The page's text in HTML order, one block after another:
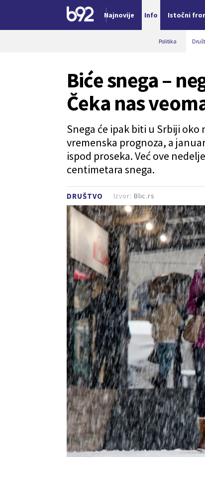
Najnovije Info Istočni
Politika
DRUŠTVO
Biće snega –
Čeka nas
Snega će ipak biti u Srbiji
vremenska prognoza, a
ispod proseka. Već ove
centimetara snega.
Izvor: Blic.rs